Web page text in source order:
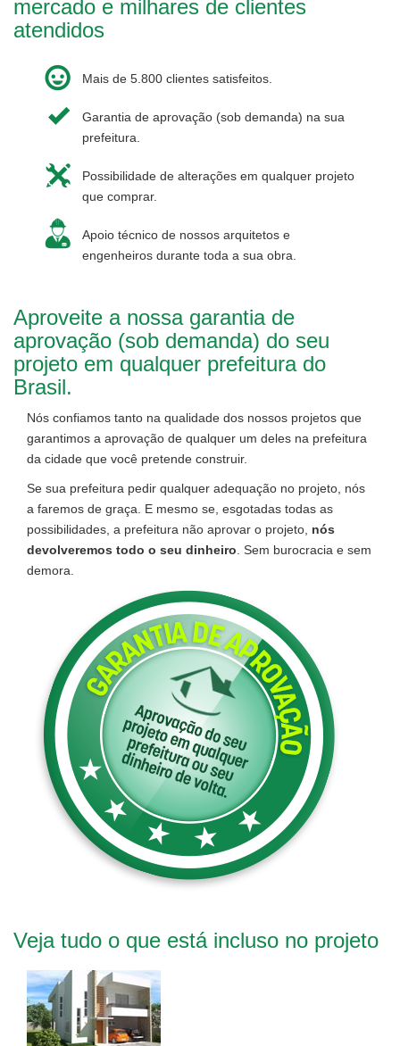
mercado e milhares de clientes
atendidos
Mais de 5.800 clientes satisfeitos.
Garantia de aprovação (sob demanda) na sua
prefeitura.
Possibilidade de alterações em qualquer projeto
que comprar.
Apoio técnico de nossos arquitetos e
engenheiros durante toda a sua obra.
Aproveite a nossa garantia de
aprovação (sob demanda) do seu
projeto em qualquer prefeitura do
Brasil.
Nós confiamos tanto na qualidade dos nossos projetos que
garantimos a aprovação de qualquer um deles na prefeitura
da cidade que você pretende construir.
Se sua prefeitura pedir qualquer adequação no projeto, nós
a faremos de graça. E mesmo se, esgotadas todas as
possibilidades, a prefeitura não aprovar o projeto, nós
devolveremos todo o seu dinheiro . Sem burocracia e sem
demora.
Veja tudo o que está incluso no projeto